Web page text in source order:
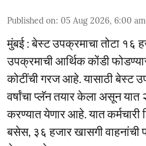
Published on: 05 Aug 2026, 6:00 am
मुंबई : बेस्ट उपक्रमाचा तोटा १६
उपक्रमाची आर्थिक कोंडी
कोटींची गरज आहे. यासाठी बेस्ट
वर्षांचा प्लॅन तयार केला असून यात
करण्यात येणार आहे. यात
बसेस, ३६ हजार खासगी वाहनांची